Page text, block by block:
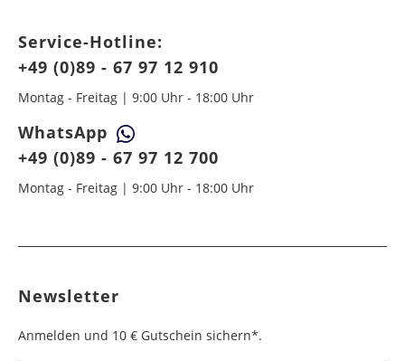
Service-Hotline:
+49 (0)89 - 67 97 12 910
Montag - Freitag | 9:00 Uhr - 18:00 Uhr
WhatsApp
+49 (0)89 - 67 97 12 700
Montag - Freitag | 9:00 Uhr - 18:00 Uhr
Newsletter
Anmelden und 10 € Gutschein sichern*.